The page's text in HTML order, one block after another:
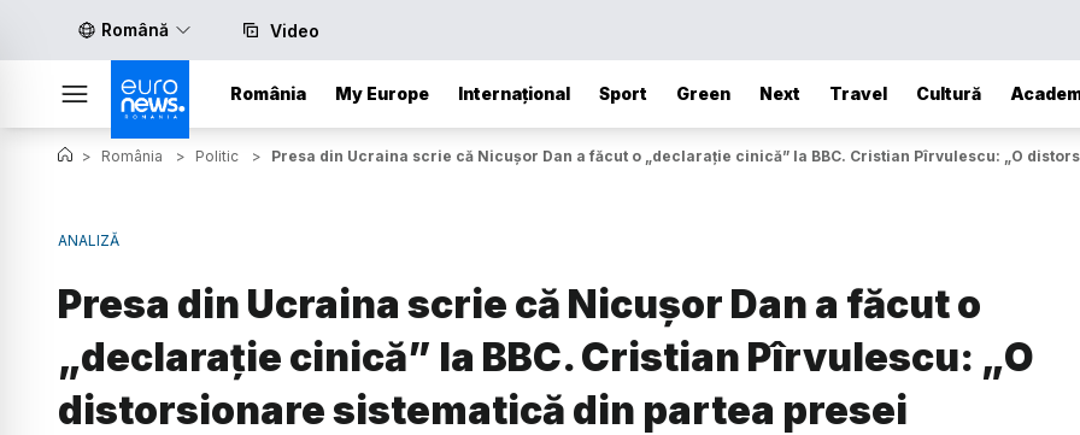
Română Video
România My Europe Internațional Sport Green Next Travel Cultură
> România > Politic > Presa din Ucraina scrie că Nicușor Dan a făcut o „declarație cinică” la BBC. Cristian Pîrvulescu: „O
ANALIZĂ
Presa din Ucraina scrie că Nicușor Dan a făcut o
„declarație cinică” la BBC. Cristian Pîrvulescu: „O
distorsionare sistematică din partea presei